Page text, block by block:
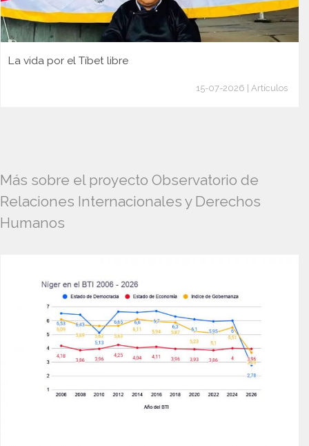
La vida por el Tíbet libre
15-07-2026 | Artículos
Más sobre el proyecto Observatorio de
Relaciones Internacionales y Derechos
Humanos